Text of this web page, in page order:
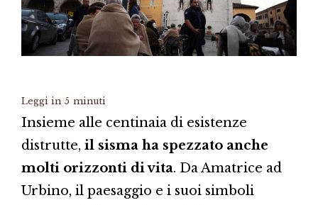
Leggi in 5 minuti
Insieme alle centinaia di esistenze
distrutte, il sisma ha spezzato anche
molti orizzonti di vita. Da Amatrice ad
Urbino, il paesaggio e i suoi simboli